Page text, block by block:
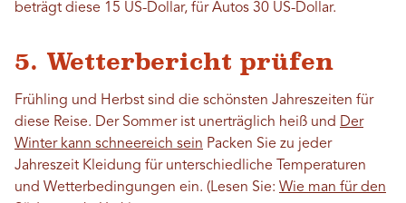
beträgt diese 15 US-Dollar, für Autos 30 US-Dollar.
5. Wetterbericht prüfen
Frühling und Herbst sind die schönsten Jahreszeiten für
diese Reise. Der Sommer ist unerträglich heiß und Der
Winter kann schneereich sein Packen Sie zu jeder
Jahreszeit Kleidung für unterschiedliche Temperaturen
und Wetterbedingungen ein. (Lesen Sie: Wie man für den